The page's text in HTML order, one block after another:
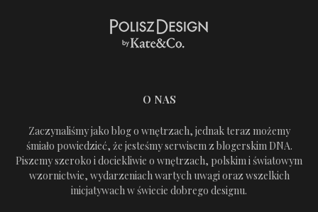
O NAS
Zaczynaliśmy jako blog o wnętrzach, jednak teraz możemy
śmiało powiedzieć, że jesteśmy serwisem z blogerskim DNA.
Piszemy szeroko i dociekliwie o wnętrzach, polskim i światowym
wzornictwie, wydarzeniach wartych uwagi oraz wszelkich
inicjatywach w świecie dobrego designu.